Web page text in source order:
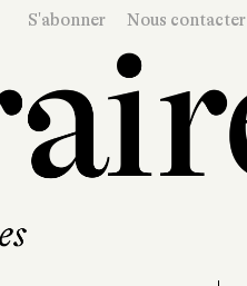
S'abonner Nous contacter